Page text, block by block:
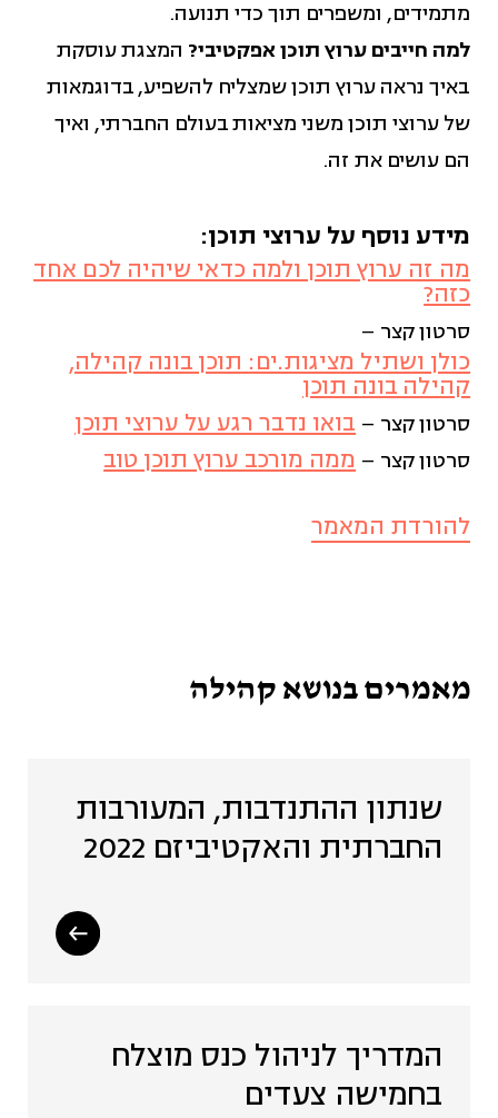
מדידה והערכה (2)
ניהול ומנהיגות (4)
פיתוח כלכלי קהילתי (17)
פיתוח משאבים (5)
שתיל - פעילויות ואירועים
שהיו (4)
קהילה (19)
רכש מקומי והתאגדויות רכש
שיתופי פעולה, שותפויות
תיירות מקומית (4)
תקשורת (3)
מתמידים, ומשפרים תוך כדי תנועה.
למה חייבים ערוץ תוכן אפקטיבי? המצגת עוסקת
באיך נראה ערוץ תוכן שמצליח להשפיע, בדוגמאות
של ערוצי תוכן משני מציאות בעולם החברתי, ואיך
הם עושים את זה.
מידע נוסף על ערוצי תוכן:
מה זה ערוץ תוכן ולמה כדאי שיהיה לכם אחד
כזה?
סרטון קצר –
כולן ושתיל מציגות.ים: תוכן בונה קהילה,
קהילה בונה תוכן
סרטון קצר – בואו נדבר רגע על ערוצי תוכן
סרטון קצר – ממה מורכב ערוץ תוכן טוב
להורדת המאמר
מאמרים בנושא קהילה
שנתון ההתנדבות, המעורבות
החברתית והאקטיביזם 2022
המדריך לניהול כנס מוצלח
בחמישה צעדים